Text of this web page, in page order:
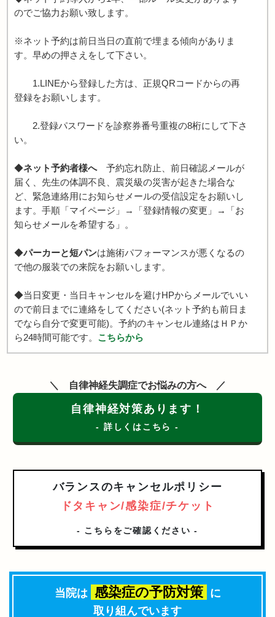
のでご協力お願い致します。
※ネット予約は前日当日の直前で埋まる傾向がありま
す。早めの押さえをして下さい。
1.LINEから登録した方は、正規QRコードからの再
登録をお願いします。
2.登録パスワードを診察券番号重複の8桁にして下さ
い。
◆ネット予約者様へ予約忘れ防止、前日確認メールが
届く、先生の体調不良、震災級の災害が起きた場合な
ど、緊急連絡用にお知らせメールの受信設定をお願いし
ます。手順「マイページ」→「登録情報の変更」→「お
知らせメールを希望する」。
◆パーカーと短パンは施術パフォーマンスが悪くなるの
で他の服装での来院をお願いします。
◆当日変更・当日キャンセルを避けHPからメールでいい
ので前日までに連絡をしてください(ネット予約も前日ま
でなら自分で変更可能)。予約のキャンセル連絡はＨＰか
ら24時間可能です。 こちらから
自律神経失調症でお悩みの方へ
自律神経対策あります！
- 詳しくはこちら -
バランスのキャンセルポリシー
ドタキャン/感染症/チケット
- こちらをご確認ください -
当院は 感染症の予防対策 に
取り組んでいます